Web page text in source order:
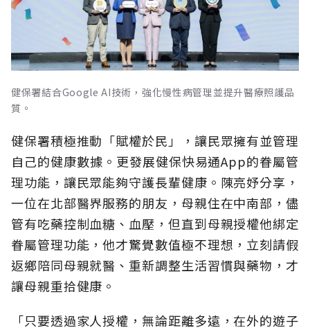
健保署結合Google AI技術，強化慢性病管理並提升醫療照護品
質。
健保署積極推動「賦權於民」，讓民眾擁有並管理
自己的健康數據。更發展健保快易通App的眷屬管
理功能，讓民眾能夠守護長輩健康。陳亮妤分享，
一位在北部醫界服務的朋友，母親住在中南部，儘
管有吃藥控制血糖、血壓，但直到母親授權他綁定
眷屬管理功能，他才驚覺數值極不理想，立刻請假
返鄉陪同母親就醫、重新調整生活習慣與藥物，才
讓母親重拾健康。
「只要透過家人授權，無論距離多遠，在外的遊子